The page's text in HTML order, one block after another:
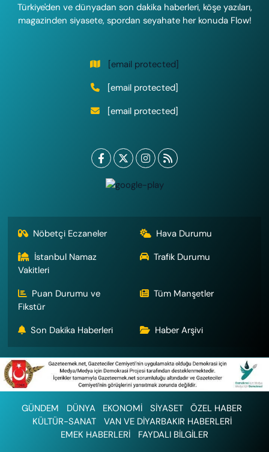
Türkiye'den ve dünyadan son dakika haberleri, köşe yazıları,
magazinden siyasete, spordan seyahate her konuda Flow!
[email protected]
[email protected]
[email protected]
Nöbetçi Eczaneler
Hava Durumu
İstanbul Namaz
Vakitleri
Trafik Durumu
Puan Durumu ve
Fikstür
Tüm Manşetler
Son Dakika Haberleri Haber Arşivi
GÜNDEM DÜNYA EKONOMİ SİYASET
ÖZEL HABER
KÜLTÜR-SANAT
VAN VE DİYARBAKIR HABERLERİ
EMEK HABERLERİ
FAYDALI BİLGİLER